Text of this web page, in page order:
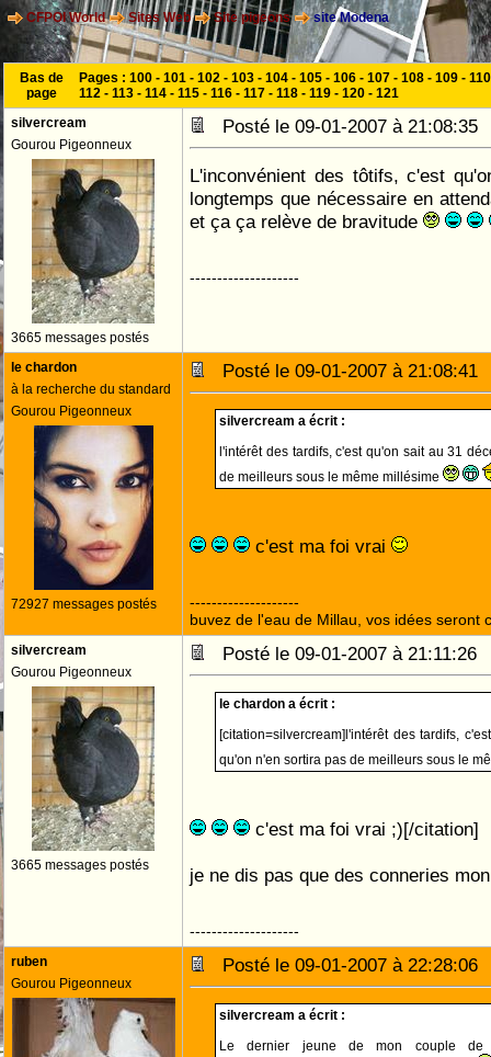
CFPOI World Sites Web Site pigeons site Modena
Bas de
page
Pages : 100 - 101 - 102 - 103 - 104 - 105 - 106 - 107 - 108 - 109 - 110
112 - 113 - 114 - 115 - 116 - 117 - 118 - 119 - 120 - 121
silvercream
Gourou Pigeonneux
3665 messages postés
Posté le 09-01-2007 à
L'inconvénient des tôtifs, c'est
longtemps que nécessaire en
et ça ça relève de bravitude
--------------------
le chardon
à la recherche du standard
Gourou Pigeonneux
72927 messages postés
Posté le 09-01-2007 à
silvercream a écrit :
l'intérêt des tardifs, c'est qu'on sait au 31
de meilleurs sous le même millésime
c'est ma foi vrai
--------------------
buvez de l'eau de Millau, vos idées seront
silvercream
Gourou Pigeonneux
3665 messages postés
Posté le 09-01-2007 à
le chardon a écrit :
[citation=silvercream]l'intérêt des tardifs,
qu'on n'en sortira pas de meilleurs sous le
c'est ma foi vrai ;)[/citation]
je ne dis pas que des conneries
--------------------
ruben
Gourou Pigeonneux
Posté le 09-01-2007 à
silvercream a écrit :
Le dernier jeune de mon couple de